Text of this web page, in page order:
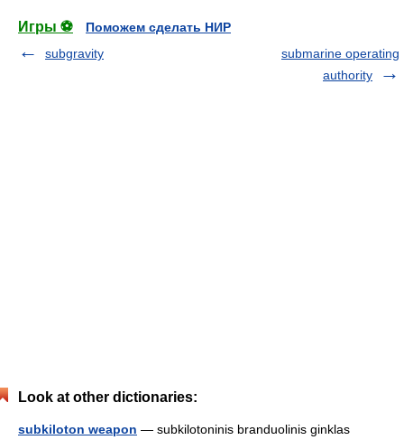
Игры ⚽
Поможем сделать НИР
subgravity
submarine operating
authority
Look at other dictionaries:
subkiloton weapon — subkilotoninis branduolinis ginklas